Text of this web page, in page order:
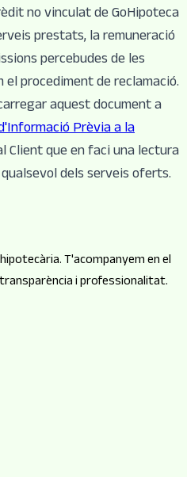
no vinculat de GoHipoteca
prestats, la remuneració
percebudes de les
procediment de reclamació.
aquest document a
Prèvia a la
Client que en faci una lectura
dels serveis oferts.
T'acompanyem en el
i professionalitat.